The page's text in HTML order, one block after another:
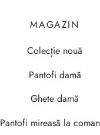
MAGAZIN
Colecție nouă
Pantofi damă
Ghete damă
Pantofi mireasă la